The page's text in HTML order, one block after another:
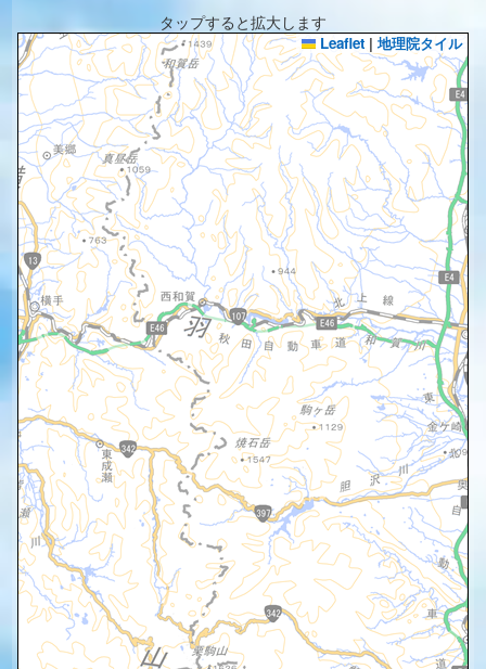
タップすると拡大します
Leaflet | 地理院タイル